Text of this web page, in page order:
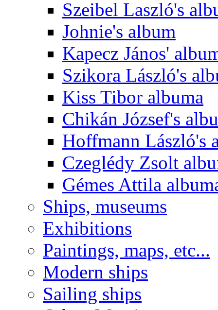
Szeibel Laszló's
Johnie's album
Kapecz János'
Szikora László's
Kiss Tibor albuma
Chikán József's
Hoffmann László's
Czeglédy Zsolt
Gémes Attila
Ships, museums
Exhibitions
Paintings, maps, etc...
Modern ships
Sailing ships